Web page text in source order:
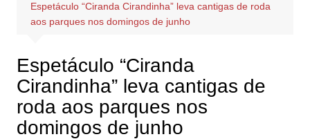
Espetáculo “Ciranda Cirandinha” leva cantigas de roda
aos parques nos domingos de junho
Espetáculo “Ciranda
Cirandinha” leva cantigas de
roda aos parques nos
domingos de junho